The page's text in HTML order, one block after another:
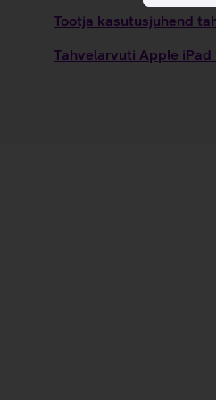
Tootja kasutusjuhend
Tahvelarvuti Apple